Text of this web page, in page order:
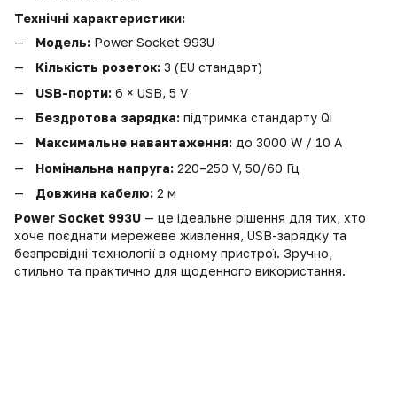
Технічні характеристики:
Модель: Power Socket 993U
Кількість розеток: 3 (EU стандарт)
USB-порти: 6 × USB, 5 V
Бездротова зарядка: підтримка стандарту Qi
Максимальне навантаження: до 3000 W / 10 A
Номінальна напруга: 220–250 V, 50/60 Гц
Довжина кабелю: 2 м
Power Socket 993U — це ідеальне рішення для тих, хто
хоче поєднати мережеве живлення, USB-зарядку та
безпровідні технології в одному пристрої. Зручно,
стильно та практично для щоденного використання.